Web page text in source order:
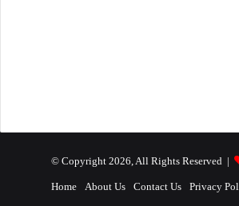
© Copyright 2026, All Rights Reserved |
Home About Us Contact Us Privacy